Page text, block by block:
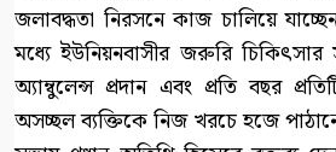
জলাবদ্ধতা নিরসনে কাজ চালিয়ে
মধ্যে ইউনিয়নবাসীর জরুরি
অ্যাম্বুলেন্স প্রদান এবং প্রতি বছর
অসচ্ছল ব্যক্তিকে নিজ খরচে হজে